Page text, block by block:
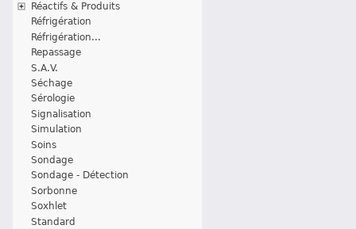
Réactifs & Produits
Réfrigération
Réfrigération...
Repassage
S.A.V.
Séchage
Sérologie
Signalisation
Simulation
Soins
Sondage
Sondage - Détection
Sorbonne
Soxhlet
Standard